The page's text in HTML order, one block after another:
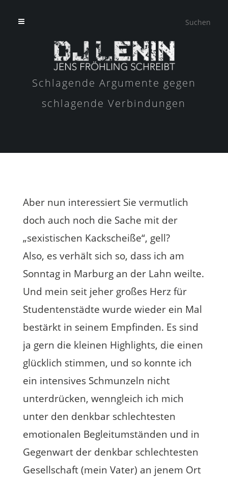
Schlagende Argumente gegen
schlagende Verbindungen
Aber nun interessiert Sie vermutlich
doch auch noch die Sache mit der
„sexistischen Kackscheiße“, gell?
Also, es verhält sich so, dass ich am
Sonntag in Marburg an der Lahn weilte.
Und mein seit jeher großes Herz für
Studentenstädte wurde wieder ein Mal
bestärkt in seinem Empfinden. Es sind
ja gern die kleinen Highlights, die einen
glücklich stimmen, und so konnte ich
ein intensives Schmunzeln nicht
unterdrücken, wenngleich ich mich
unter den denkbar schlechtesten
emotionalen Begleitumständen und in
Gegenwart der denkbar schlechtesten
Gesellschaft (mein Vater) an jenem Ort